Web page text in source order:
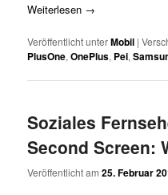
Weiterlesen →
Veröffentlicht unterMobil |
PlusOne,OnePlus, Pei,
Soziales
Second Screen:
Veröffentlicht am25. Februar